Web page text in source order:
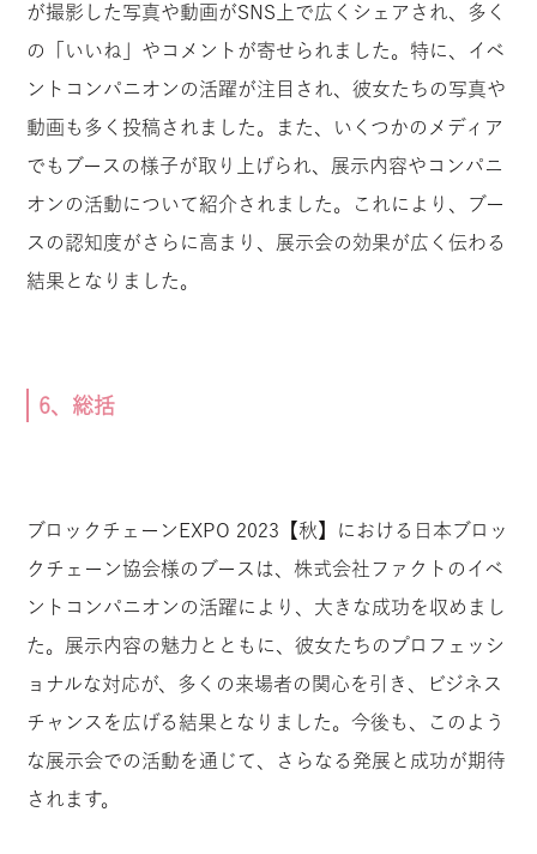
が撮影した写真や動画がSNS上で広くシェアされ、多く
の「いいね」やコメントが寄せられました。特に、イベ
ントコンパニオンの活躍が注目され、彼女たちの写真や
動画も多く投稿されました。また、いくつかのメディア
でもブースの様子が取り上げられ、展示内容やコンパニ
オンの活動について紹介されました。これにより、ブー
スの認知度がさらに高まり、展示会の効果が広く伝わる
結果となりました。
6、総括
ブロックチェーンEXPO 2023【秋】における日本ブロッ
クチェーン協会様のブースは、株式会社ファクトのイベ
ントコンパニオンの活躍により、大きな成功を収めまし
た。展示内容の魅力とともに、彼女たちのプロフェッシ
ョナルな対応が、多くの来場者の関心を引き、ビジネス
チャンスを広げる結果となりました。今後も、このよう
な展示会での活動を通じて、さらなる発展と成功が期待
されます。